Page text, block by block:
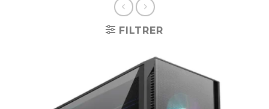
FILTRER